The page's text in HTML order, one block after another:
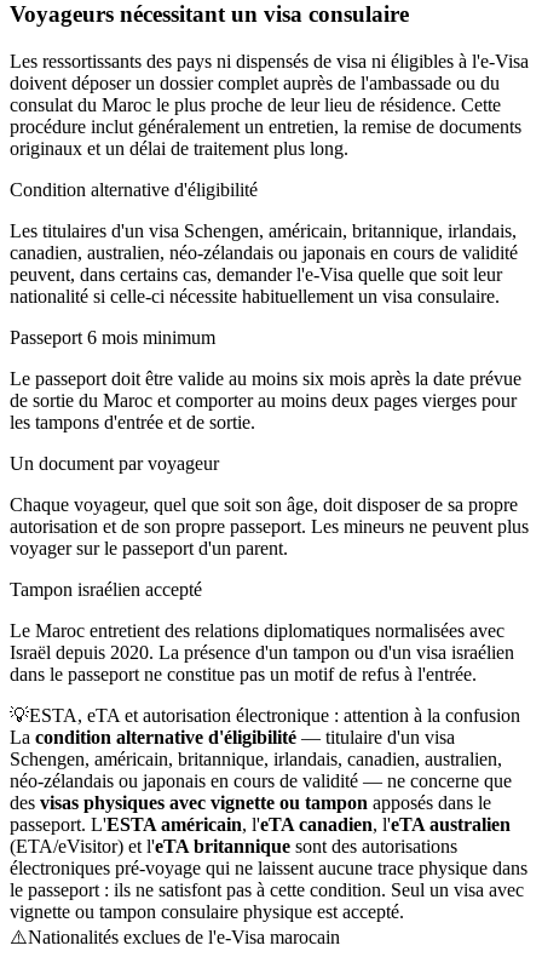
Voyageurs nécessitant un visa consulaire
Les ressortissants des pays ni dispensés de visa ni éligibles à l'e-Visa
doivent déposer un dossier complet auprès de l'ambassade ou du
consulat du Maroc le plus proche de leur lieu de résidence. Cette
procédure inclut généralement un entretien, la remise de documents
originaux et un délai de traitement plus long.
Condition alternative d'éligibilité
Les titulaires d'un visa Schengen, américain, britannique, irlandais,
canadien, australien, néo-zélandais ou japonais en cours de validité
peuvent, dans certains cas, demander l'e-Visa quelle que soit leur
nationalité si celle-ci nécessite habituellement un visa consulaire.
Passeport 6 mois minimum
Le passeport doit être valide au moins six mois après la date prévue
de sortie du Maroc et comporter au moins deux pages vierges pour
les tampons d'entrée et de sortie.
Un document par voyageur
Chaque voyageur, quel que soit son âge, doit disposer de sa propre
autorisation et de son propre passeport. Les mineurs ne peuvent plus
voyager sur le passeport d'un parent.
Tampon israélien accepté
Le Maroc entretient des relations diplomatiques normalisées avec
Israël depuis 2020. La présence d'un tampon ou d'un visa israélien
dans le passeport ne constitue pas un motif de refus à l'entrée.
💡ESTA, eTA et autorisation électronique : attention à la confusion
La condition alternative d'éligibilité — titulaire d'un visa
Schengen, américain, britannique, irlandais, canadien, australien,
néo-zélandais ou japonais en cours de validité — ne concerne que
des visas physiques avec vignette ou tampon apposés dans le
passeport. L'ESTA américain, l'eTA canadien, l'eTA australien
(ETA/eVisitor) et l'eTA britannique sont des autorisations
électroniques pré-voyage qui ne laissent aucune trace physique dans
le passeport : ils ne satisfont pas à cette condition. Seul un visa avec
vignette ou tampon consulaire physique est accepté.
⚠️Nationalités exclues de l'e-Visa marocain